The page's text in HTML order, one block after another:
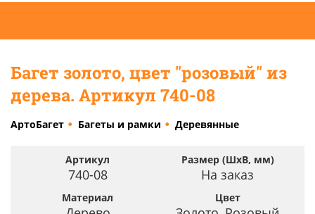
Багет золото, цвет "розовый" из
дерева. Артикул 740-08
АртоБагет Багеты и рамки Деревянные
Артикул
740-08
Размер (ШхВ, мм)
На заказ
Материал Цвет